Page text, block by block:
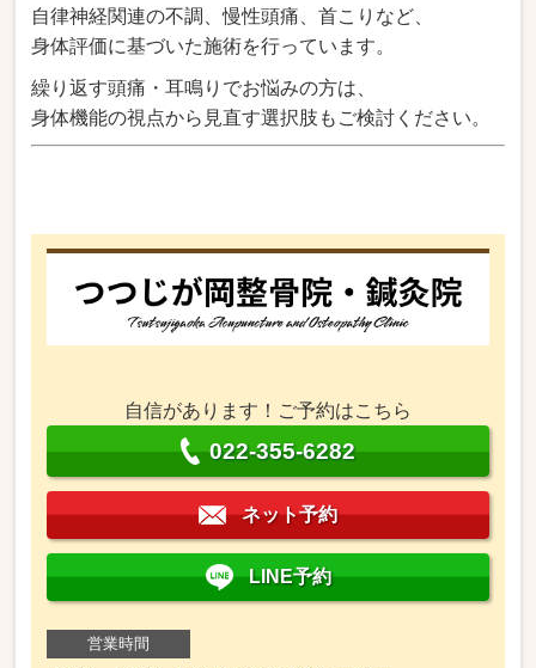
自律神経関連の不調、慢性頭痛、首こりなど、
身体評価に基づいた施術を行っています。
繰り返す頭痛・耳鳴りでお悩みの方は、
身体機能の視点から見直す選択肢もご検討ください。
自信があります！ご予約はこちら
022-355-6282
ネット予約
LINE予約
営業時間